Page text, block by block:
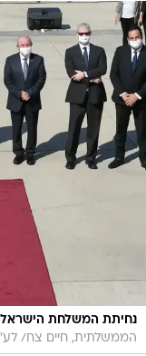
נחיתת המשלחת
הממשלתית, חיים צח/